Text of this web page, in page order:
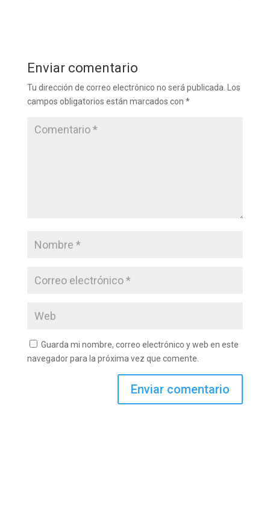
Enviar comentario
Tu dirección de correo electrónico no será publicada.
Los
campos obligatorios están marcados con *
Guarda mi nombre, correo electrónico y web en este
navegador para la próxima vez que comente.